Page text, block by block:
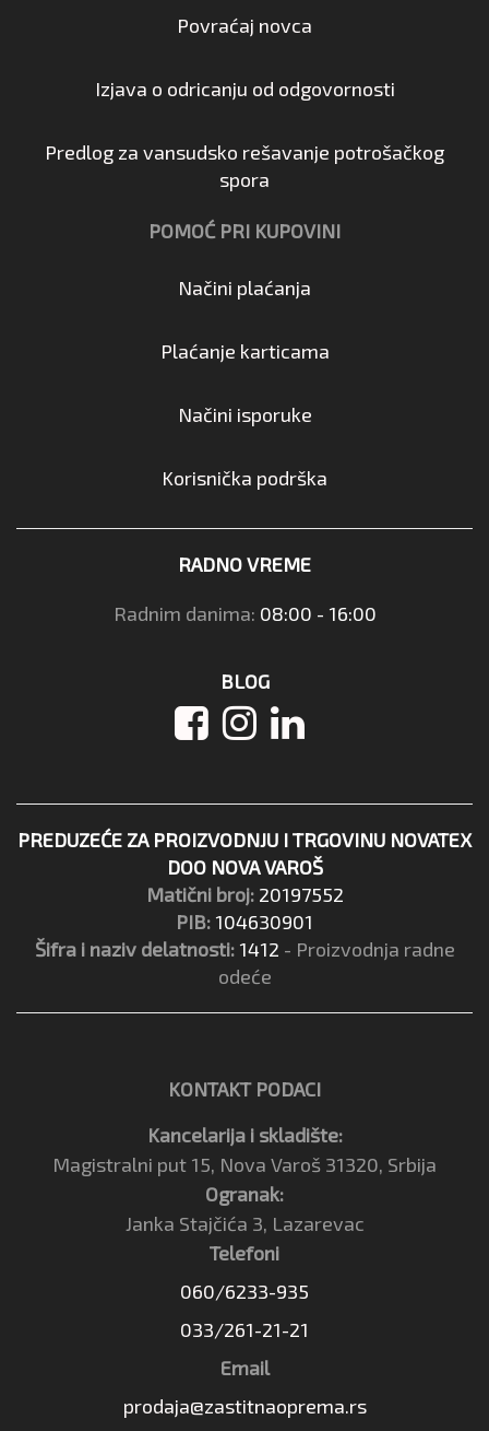
Povraćaj novca
Izjava o odricanju od odgovornosti
Predlog za vansudsko rešavanje potrošačkog
spora
POMOĆ PRI KUPOVINI
Načini plaćanja
Plaćanje karticama
Načini isporuke
Korisnička podrška
RADNO VREME
Radnim danima: 08:00 - 16:00
BLOG
PREDUZEĆE ZA PROIZVODNJU I TRGOVINU NOVATEX
DOO NOVA VAROŠ
Matični broj: 20197552
PIB: 104630901
Šifra i naziv delatnosti: 1412 - Proizvodnja radne
odeće
KONTAKT PODACI
Kancelarija i skladište:
Magistralni put 15, Nova Varoš 31320, Srbija
Ogranak:
Janka Stajčića 3, Lazarevac
Telefoni
060/6233-935
033/261-21-21
Email
prodaja@zastitnaoprema.rs